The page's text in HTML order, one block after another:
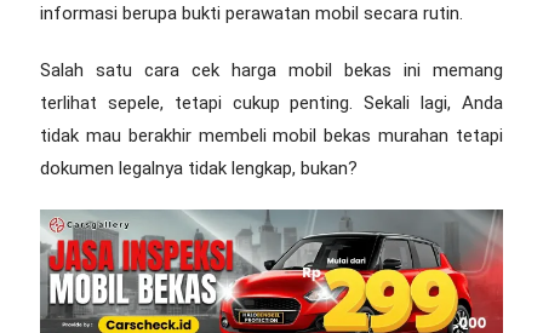
informasi berupa bukti perawatan mobil secara rutin.
Salah satu cara cek harga mobil bekas ini memang
terlihat sepele, tetapi cukup penting. Sekali lagi, Anda
tidak mau berakhir membeli mobil bekas murahan tetapi
dokumen legalnya tidak lengkap, bukan?